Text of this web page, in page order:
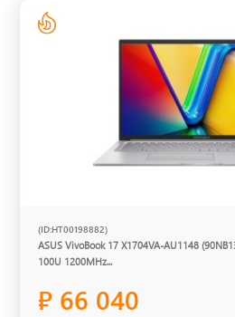
(ID:HT00198882)
ASUS VivoBook 17 X1704VA-AU1148
100U 1200MHz...
₽ 66 040